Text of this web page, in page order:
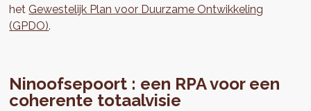
het Gewestelijk Plan voor Duurzame Ontwikkeling
(GPDO).
Ninoofsepoort : een RPA voor een
coherente totaalvisie